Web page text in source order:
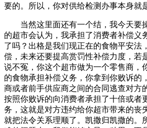
要的。所以，你对供给检测办事本身就
当然这里面还有一个结，我今天要
的超市会认为，我承担了消费者补偿义
了吗？出格是我们现正在的食物平安法
偿，未来还要提高赏罚性补偿力度，若
说不冤，你这个超市做为一个零售商，
的食物承担补偿义务，你拿到你败诉的
商或者前手供应商之间的合同逃查对方
按照你败诉的向消费者承担了十倍或者
务，这就是对方违约给你超市带来的丧
就把法令关系理顺了。凯撒归凯撒的。